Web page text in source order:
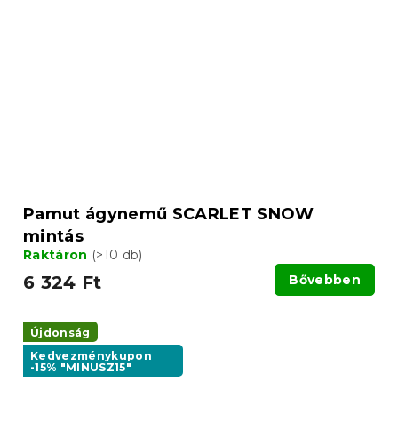
Pamut ágynemű SCARLET SNOW
mintás
Raktáron (>10 db)
6 324 Ft Bővebben
Újdonság
Kedvezménykupon
-15% "MINUSZ15"